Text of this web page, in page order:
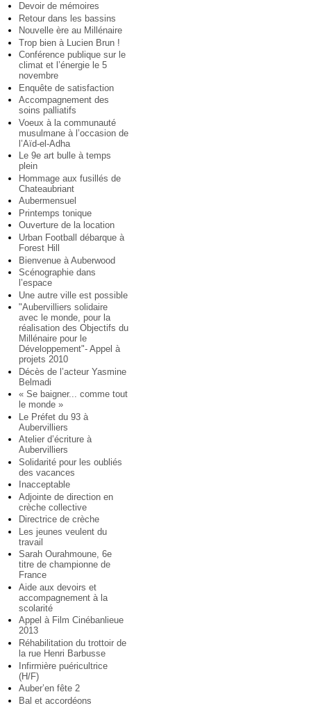
Devoir de mémoires
Retour dans les bassins
Nouvelle ère au Millénaire
Trop bien à Lucien Brun !
Conférence publique sur le
climat et l’énergie le 5
novembre
Enquête de satisfaction
Accompagnement des
soins palliatifs
Voeux à la communauté
musulmane à l’occasion de
l’Aïd-el-Adha
Le 9e art bulle à temps
plein
Hommage aux fusillés de
Chateaubriant
Aubermensuel
Printemps tonique
Ouverture de la location
Urban Football débarque à
Forest Hill
Bienvenue à Auberwood
Scénographie dans
l’espace
Une autre ville est possible
"Aubervilliers solidaire
avec le monde, pour la
réalisation des Objectifs du
Millénaire pour le
Développement"- Appel à
projets 2010
Décès de l’acteur Yasmine
Belmadi
« Se baigner... comme tout
le monde »
Le Préfet du 93 à
Aubervilliers
Atelier d’écriture à
Aubervilliers
Solidarité pour les oubliés
des vacances
Inacceptable
Adjointe de direction en
crèche collective
Directrice de crèche
Les jeunes veulent du
travail
Sarah Ourahmoune, 6e
titre de championne de
France
Aide aux devoirs et
accompagnement à la
scolarité
Appel à Film Cinébanlieue
2013
Réhabilitation du trottoir de
la rue Henri Barbusse
Infirmière puéricultrice
(H/F)
Auber’en fête 2
Bal et accordéons